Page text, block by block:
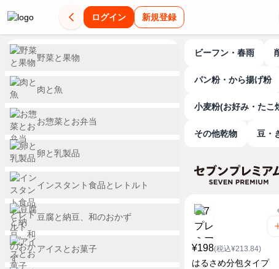
ログイン 新規登録
ビーフン・春雨
パン粉・から揚げ粉
小麦粉(お好み・たこ
その他乾物
¥198(税込¥213.84)
はるさめ分包タイプ
野菜と果物
肉と魚
お惣菜とお弁当
卵と乳製品
インスタント食品とレトルト
豆腐と納豆、和のおかず
アイスとお菓子